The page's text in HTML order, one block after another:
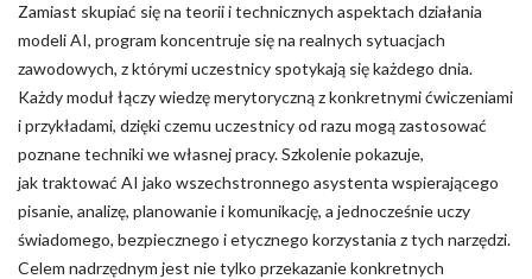
Zamiast skupiać się na teorii i technicznych aspektach działania
modeli AI, program koncentruje się na realnych sytuacjach
zawodowych, z którymi uczestnicy spotykają się każdego dnia.
Każdy moduł łączy wiedzę merytoryczną z konkretnymi ćwiczeniami
i przykładami, dzięki czemu uczestnicy od razu mogą zastosować
poznane techniki we własnej pracy. Szkolenie pokazuje,
jak traktować AI jako wszechstronnego asystenta wspierającego
pisanie, analizę, planowanie i komunikację, a jednocześnie uczy
świadomego, bezpiecznego i etycznego korzystania z tych narzędzi.
Celem nadrzędnym jest nie tylko przekazanie konkretnych